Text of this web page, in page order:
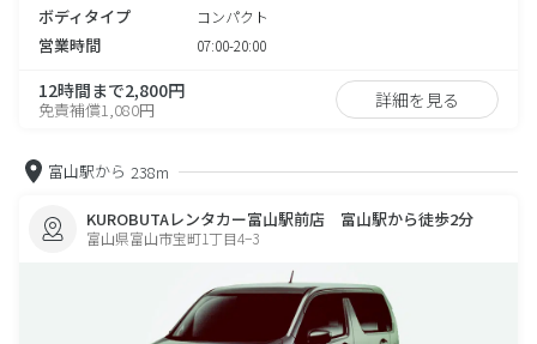
ボディタイプ コンパクト
営業時間 07:00-20:00
12時間まで2,800円
免責補償1,080円 詳細を見る
富山駅から 238m
KUROBUTAレンタカー富山駅前店 富山駅から徒歩2分
富山県富山市宝町1丁目4−3